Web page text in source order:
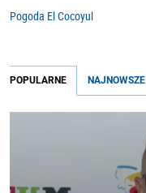
Pogoda El Cocoyul
POPULARNE NAJNOWSZE